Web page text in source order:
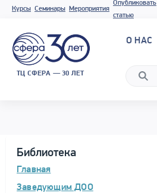
Курсы Семинары Мероприятия
Опубликовать
статью
ТЦ СФЕРА — 30 ЛЕТ
О НАС
Библиотека
Главная
Заведующим ДОО